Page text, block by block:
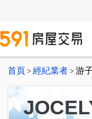
首頁 > 經紀業者 > 游